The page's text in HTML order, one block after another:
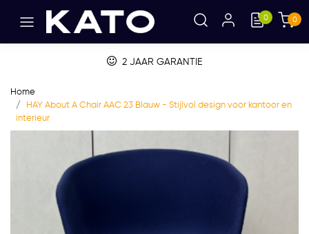
0 0
2 JAAR GARANTIE
Home
HAY About A Chair AAC 23 Blauw - Stijlvol design voor kantoor en
interieur